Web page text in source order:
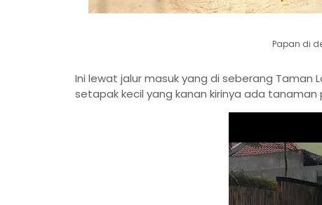
Papan di
Ini lewat jalur masuk yang di seberang Taman
setapak kecil yang kanan kirinya ada